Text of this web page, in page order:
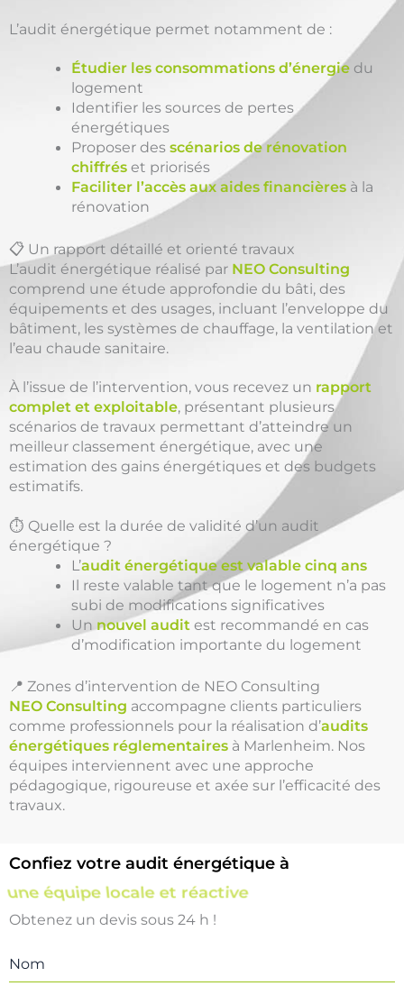
L’audit énergétique permet notamment de :
Étudier les consommations d’énergie du
logement
Identifier les sources de pertes
énergétiques
Proposer desscénarios de rénovation
chiffrés et priorisés
Faciliter l’accès aux aides financières à la
rénovation
📋 Un rapport détaillé et orienté travaux
L’audit énergétique réalisé par NEO Consulting
comprend une étude approfondie du bâti, des
équipements et des usages, incluant l’enveloppe du
bâtiment, les systèmes de chauffage, la ventilation et
l’eau chaude sanitaire.
À l’issue de l’intervention, vous recevez un rapport
complet et exploitable, présentant plusieurs
scénarios de travaux permettant d’atteindre un
meilleur classement énergétique, avec une
estimation des gains énergétiques et des budgets
estimatifs.
⏱️ Quelle est la durée de validité d’un audit
énergétique ?
L’audit énergétique est valable cinq ans
Il reste valable tant que le logement n’a pas
subi de modifications significatives
Un nouvel audit est recommandé en cas
d’modification importante du logement
📍 Zones d’intervention de NEO Consulting
NEO Consulting accompagne clients particuliers
comme professionnels pour la réalisation d’audits
énergétiques réglementaires à Marlenheim. Nos
équipes interviennent avec une approche
pédagogique, rigoureuse et axée sur l’efficacité des
travaux.
Confiez votre audit énergétique à
une équipe locale et réactive
Obtenez un devis sous 24 h !
Nom